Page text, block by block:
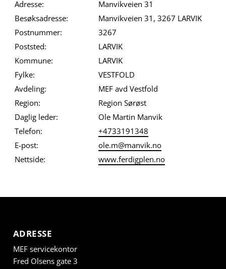
Adresse:
Manvikveien 31
Besøksadresse:
Manvikveien 31, 3267 LARVIK
Postnummer:
3267
Poststed:
LARVIK
Kommune:
LARVIK
Fylke:
VESTFOLD
Avdeling:
MEF avd Vestfold
Region:
Region Sørøst
Daglig leder:
Ole Martin Manvik
Telefon:
+4733191348
E-post:
ole.m@manvik.no
Nettside:
www.ferdigplen.no
ADRESSE
MEF servicekontor
Fred Olsens gate 3